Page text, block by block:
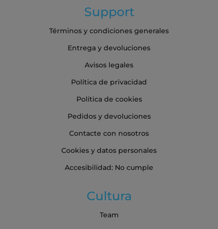
Support
Términos y condiciones generales
Entrega y devoluciones
Avisos legales
Política de privacidad
Política de cookies
Pedidos y devoluciones
Contacte con nosotros
Cookies y datos personales
Accesibilidad: No cumple
Cultura
Team